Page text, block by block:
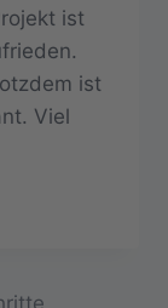
ist
ist
Viel